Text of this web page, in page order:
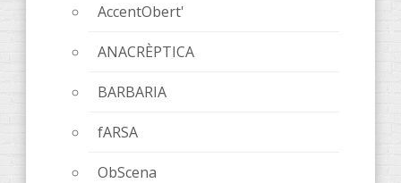
AccentObert'
ANACRÈPTICA
BARBARIA
fARSA
ObScena